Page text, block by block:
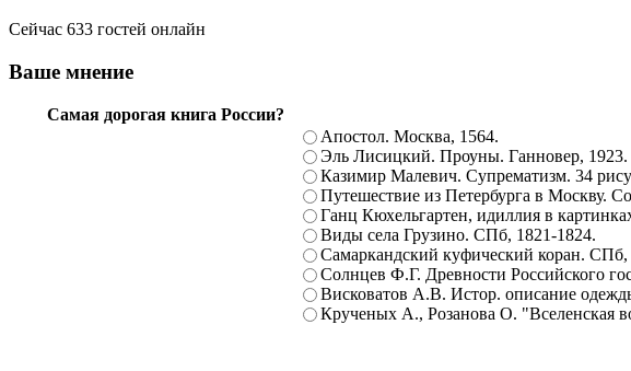
Сейчас 633 гостей онлайн
Ваше мнение
Самая дорогая книга России?
Апостол. Москва, 1564.
Эль Лисицкий. Проуны. Ганновер, 1923.
Казимир Малевич. Супрематизм. 34
Путешествие из Петербурга в Москву.
Ганц Кюхельгартен, идиллия в
Виды села Грузино. СПб, 1821-1824.
Самаркандский куфический коран. СПб,
Солнцев Ф.Г. Древности Российского
Висковатов А.В. Истор. описание
Крученых А., Розанова О. "Вселенская